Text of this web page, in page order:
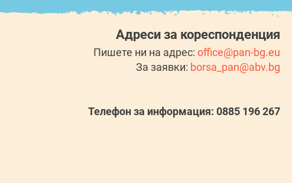
Адреси за кореспонденция
Пишете ни на адрес: office@pan-bg.eu
За заявки: borsa_pan@abv.bg
Телефон за информация: 0885 196 267